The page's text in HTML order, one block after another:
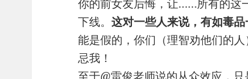
你的前女友后悔，让……所有的这
下线。这对一些人来说，有如毒
能是假的，你们（理智劝他们的
忌我！